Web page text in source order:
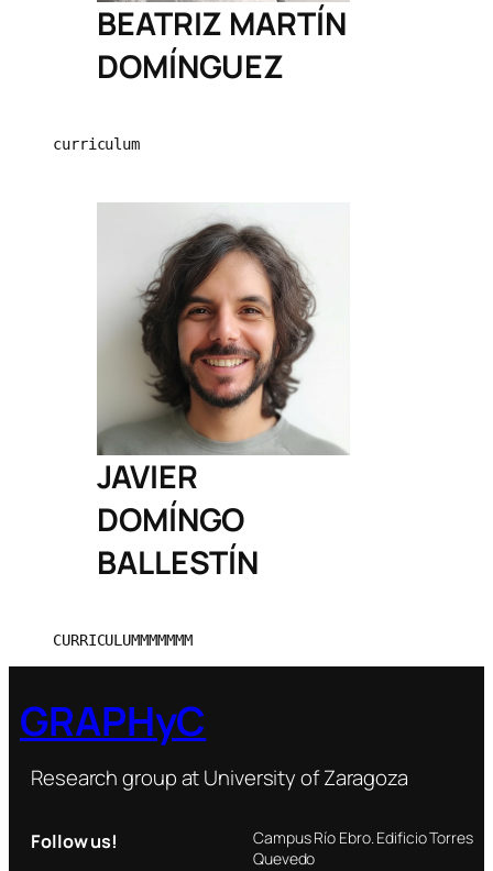
BEATRIZ MARTÍN
DOMÍNGUEZ
curriculum
JAVIER
DOMÍNGO
BALLESTÍN
CURRICULUMMMMMMM
GRAPHyC
Research group at University of Zaragoza
Follow us!
Campus Río Ebro. Edificio Torres
Quevedo